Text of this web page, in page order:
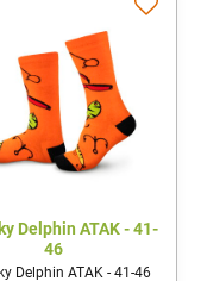
Delphin ATAK - 41-
46
Delphin ATAK - 41-46